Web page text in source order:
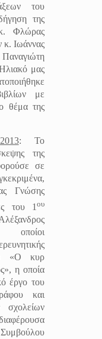
του
της
κ. Φλώρας
Ιωάννας
μας
με
θέμα της
: Το
της
σε
Γνώσης
του 1ου
οποίοι
«Ο κυρ
η οποία
έργο του
και
σχολείων